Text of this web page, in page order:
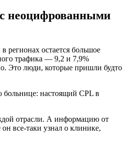
неоцифрованными
остается большое
трафика — 9,2 и 7,9%
Это люди, которые пришли будто
отрасли. А информацию от
все-таки узнал о клинике,